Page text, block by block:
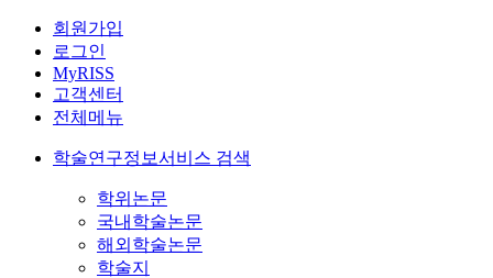
회원가입
로그인
MyRISS
고객센터
전체메뉴
학술연구정보서비스 검색
학위논문
국내학술논문
해외학술논문
학술지